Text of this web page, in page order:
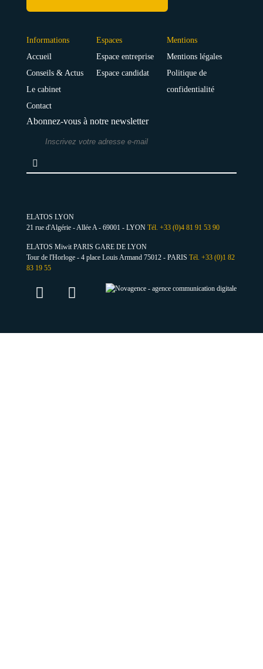
Informations
Accueil
Conseils & Actus
Le cabinet
Contact
Espaces
Espace entreprise
Espace candidat
Mentions
Mentions légales
Politique de
confidentialité
Abonnez-vous à notre newsletter
ELATOS LYON
21 rue d'Algérie - Allée A - 69001 - LYON Tél. +33 (0)4 81 91 53 90
ELATOS Miwit PARIS GARE DE LYON
Tour de l'Horloge - 4 place Louis Armand 75012 - PARIS Tél. +33 (0)1 82
83 19 55